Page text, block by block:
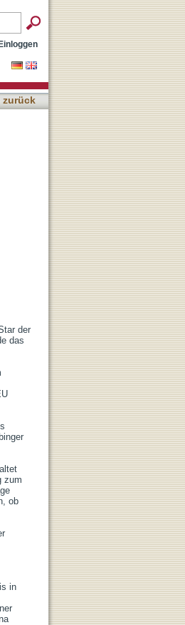
zurück
der
das
zum
ob
in